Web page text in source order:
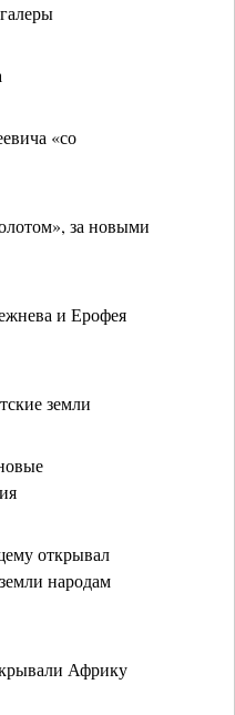
«со
за новыми
и Ерофея
земли
открывал
народам
Африку